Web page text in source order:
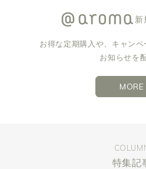
新
お得な定期購入や、キャン
お知らせを
MORE
特集記